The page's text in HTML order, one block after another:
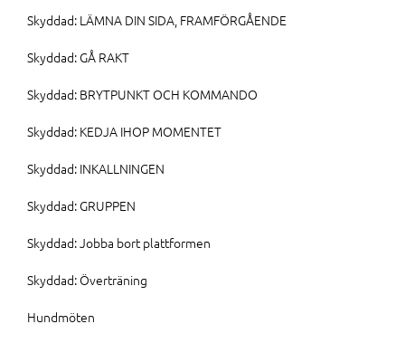
Skyddad: LÄMNA DIN SIDA, FRAMFÖRGÅENDE
Skyddad: GÅ RAKT
Skyddad: BRYTPUNKT OCH KOMMANDO
Skyddad: KEDJA IHOP MOMENTET
Skyddad: INKALLNINGEN
Skyddad: GRUPPEN
Skyddad: Jobba bort plattformen
Skyddad: Överträning
Hundmöten